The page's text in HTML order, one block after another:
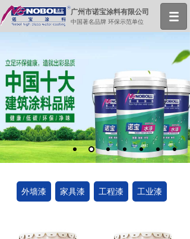
广州市诺宝涂料有限公司
中国著名品牌 环保示范单位
外墙漆 家具漆 工程漆 工业漆